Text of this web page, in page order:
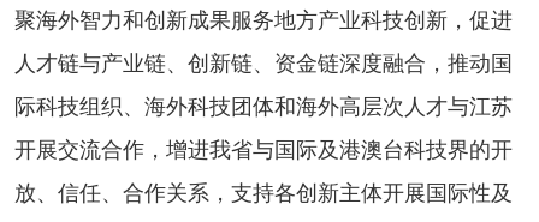
聚海外智力和创新成果服务地方产业科技创新，促进
人才链与产业链、创新链、资金链深度融合，推动国
际科技组织、海外科技团体和海外高层次人才与江苏
开展交流合作，增进我省与国际及港澳台科技界的开
放、信任、合作关系，支持各创新主体开展国际性及